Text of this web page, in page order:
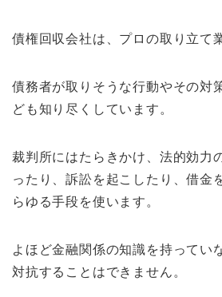
債権回収会社は、プロの取り立て
債務者が取りそうな行動やその対
ども知り尽くしています。
裁判所にはたらきかけ、法的効力
ったり、訴訟を起こしたり、借金
らゆる手段を使います。
よほど金融関係の知識を持ってい
対抗することはできません。